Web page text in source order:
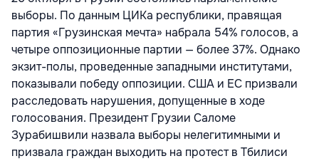
выборы. По данным ЦИКа республики, правящая
партия «Грузинская мечта» набрала 54% голосов, а
четыре оппозиционные партии — более 37%. Однако
экзит-полы, проведенные западными институтами,
показывали победу оппозиции. США и ЕС призвали
расследовать нарушения, допущенные в ходе
голосования. Президент Грузии Саломе
Зурабишвили назвала выборы нелегитимными и
призвала граждан выходить на протест в Тбилиси